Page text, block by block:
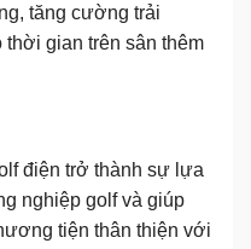
tăng cường trải
thời gian trên sân thêm
điện trở thành sự lựa
nghiệp golf và giúp
tiện thân thiện với